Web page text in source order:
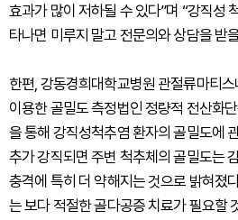
효과가 많이 저하될 수 있다”며 “강직성
타나면 미루지 말고 전문의와 상담을 받
한편, 강동경희대학교병원 관절류마티
이용한 골밀도 측정법인 정량적 전산화
을 통해 강직성척추염 환자의 골밀도에
추가 강직되면 주변 척추체의 골밀도는
충격에 특히 더 약해지는 것으로 밝혀졌
는 보다 적절한 골다공증 치료가 필요할